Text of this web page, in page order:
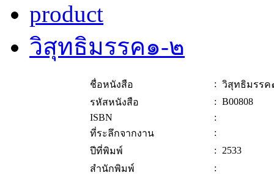
product
วิสุทธิมรรค๑-๒
ชื่อหนังสือ : วิสุทธิมรรค
รหัสหนังสือ
: B00808
ISBN
:
ที่ระลึกจากงาน
:
ปีที่พิมพ์
: 2533
สำนักพิมพ์
: